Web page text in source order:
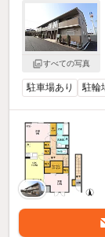
すべての写真
駐車場あり 駐輪